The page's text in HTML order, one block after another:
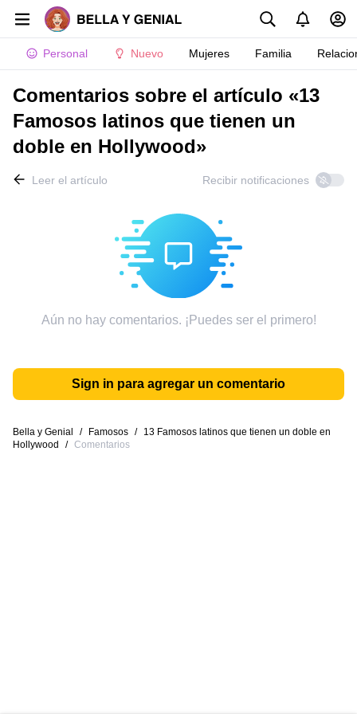
Personal Nuevo Mujeres Familia
Comentarios sobre el artículo «13
Famosos latinos que tienen un
doble en Hollywood»
Leer el artículo Recibir notificaciones
Aún no hay comentarios. ¡Puedes ser el primero!
Sign in para agregar un comentario
Bella y Genial / Famosos /
13 Famosos latinos que tienen un doble en
Hollywood
/ Comentarios